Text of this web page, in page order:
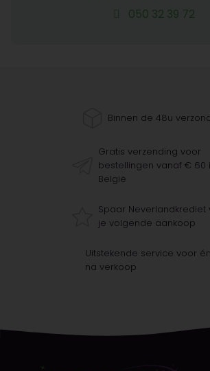
050 32 39 72
Binnen de 48u
Gratis verzending voor
bestellingen vanaf € 60
België
Spaar Neverlandkrediet
je volgende aankoop
Uitstekende service voor én
na verkoop